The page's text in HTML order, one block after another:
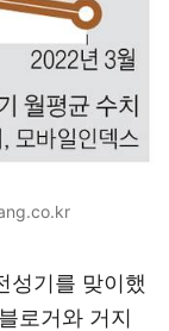
성기를 맞이했
로거와 거지